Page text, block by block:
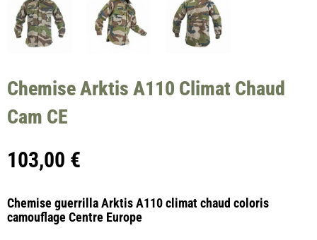
Chemise Arktis A110 Climat Chaud
Cam CE
103,00 €
Chemise guerrilla Arktis A110 climat chaud coloris
camouflage Centre Europe